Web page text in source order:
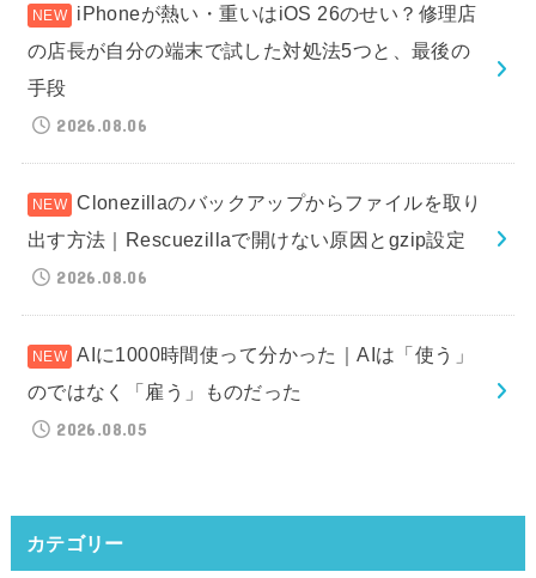
iPhoneが熱い・重いはiOS 26のせい？修理店
の店長が自分の端末で試した対処法5つと、最後の
手段
2026.08.06
Clonezillaのバックアップからファイルを取り
出す方法｜Rescuezillaで開けない原因とgzip設定
2026.08.06
AIに1000時間使って分かった｜AIは「使う」
のではなく「雇う」ものだった
2026.08.05
カテゴリー